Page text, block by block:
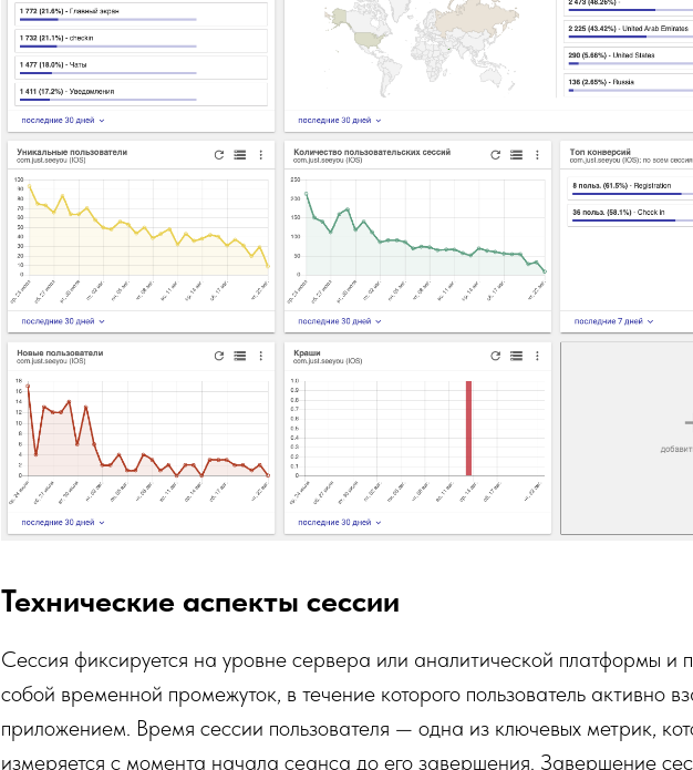
Технические аспекты сессии
Сессия фиксируется на уровне сервера или аналитической платформы и
собой временной промежуток, в течение которого пользователь активно
приложением. Время сессии пользователя — одна из ключевых метрик,
измеряется с момента начала сеанса до его завершения. Завершение